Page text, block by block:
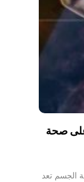
على صحة
الجسم تعد